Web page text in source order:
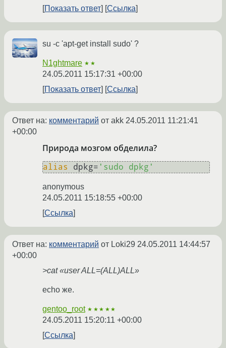
Показать ответ
Ссылка
su -c 'apt-get install sudo' ?
N1ghtmare ★★
24.05.2011 15:17:31 +00:00
Показать ответ
Ссылка
Ответ на: комментарий от akk 24.05.2011 11:21:41
+00:00
Природа мозгом обделила?
alias dpkg= 'sudo dpkg'
anonymous
24.05.2011 15:18:55 +00:00
Ссылка
Ответ на: комментарий от Loki29 24.05.2011 14:44:57
+00:00
>cat «user ALL=(ALL)ALL»
echo же.
gentoo_root ★★★★★
24.05.2011 15:20:11 +00:00
Ссылка